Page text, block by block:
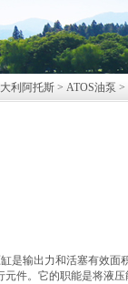
利阿托斯 > ATOS油泵 >
是输出力和活塞有效面
元件。它的职能是将液